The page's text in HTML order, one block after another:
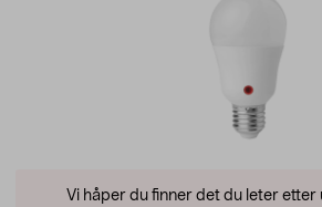
Vi håper du finner det du leter etter